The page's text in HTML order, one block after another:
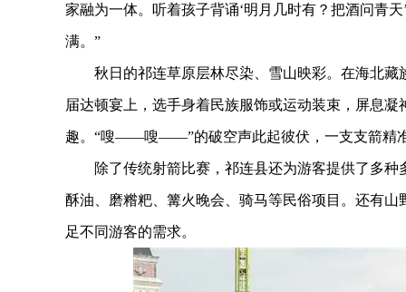
家融为一体。听着孩子背诵‘明月几时有？把酒问青
满。”
秋日的祁连草原层林尽染、雪山映彩。在海北藏
届达顿宴上，选手身着民族服饰或运动装束，屏息
趣。“嗖——嗖——”的破空声此起彼伏，一支支箭精
除了传统射箭比赛，祁连县还为游客提供了多种
酥油、磨糌粑、篝火晚会、骑马等民俗项目。还有
足不同游客的需求。